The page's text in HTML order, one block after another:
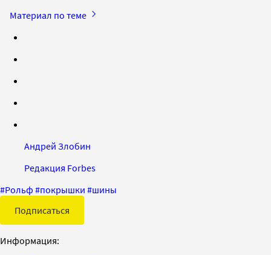
Материал по теме
Андрей Злобин
Редакция Forbes
#Рольф #покрышки #шины
Подписаться
Информация: